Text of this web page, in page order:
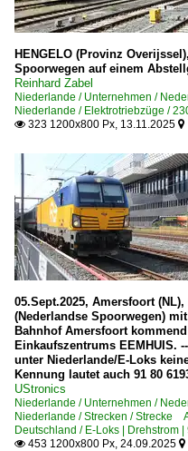
4000 ICM-2
4600 ICE3 NS
6000
6100 ICNG-B
7500 · 7600 DDZ,
8400 DD-IRM IV
8600 · 8700 VIRM-
9400 · 9500
ICE 3M · BR 406
Plan V · Mat'64
VIRM (sonstige
Personenwagen
Doppelstock-
Doppelstock-
HENGELO (Provinz
Spoorwegen auf einem
Reinhard Zabel
Niederlande / Unternehmen /
Niederlande / Elektrotriebzüge /
 323 1200x800 Px, 13.11.2025 
05.Sept.2025, Amersfoort (NL),
(Nederlandse Spoorwegen)
Bahnhof Amersfoort
Einkaufszentrums EEMHUIS.
unter Niederlande/E-Loks
Kennung lautet auch 91 80
UStronics
Niederlande / Unternehmen /
Niederlande / Strecken / Strecke
Deutschland / E-Loks |
 453 1200x800 Px, 24.09.2025 